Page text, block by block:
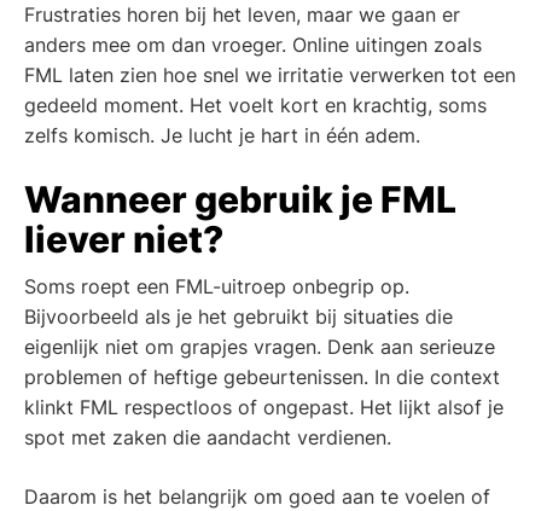
Frustraties horen bij het leven, maar we gaan er
anders mee om dan vroeger. Online uitingen zoals
FML laten zien hoe snel we irritatie verwerken tot een
gedeeld moment. Het voelt kort en krachtig, soms
zelfs komisch. Je lucht je hart in één adem.
Wanneer gebruik je FML
liever niet?
Soms roept een FML-uitroep onbegrip op.
Bijvoorbeeld als je het gebruikt bij situaties die
eigenlijk niet om grapjes vragen. Denk aan serieuze
problemen of heftige gebeurtenissen. In die context
klinkt FML respectloos of ongepast. Het lijkt alsof je
spot met zaken die aandacht verdienen.
Daarom is het belangrijk om goed aan te voelen of